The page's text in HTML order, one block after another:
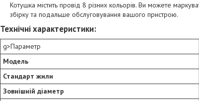
Котушка містить провід 8 різних кольорів. Ви можете
збірку та подальше обслуговування вашого пристрою.
Технічні характеристики:
g>Параметр
Модель
Стандарт жили
Зовнішній діаметр